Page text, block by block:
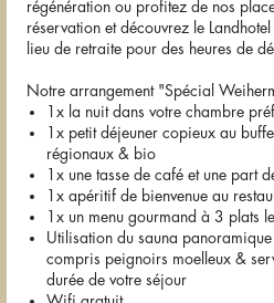
régénération ou profitez de nos
réservation et découvrez le
lieu de retraite pour des heures de
Notre arrangement "Spécial
1x la nuit dans votre chambre
1x petit déjeuner copieux au
régionaux & bio
1x une tasse de café et une part
1x apéritif de bienvenue au
1x un menu gourmand à 3 plats
Utilisation du sauna
compris peignoirs moelleux &
durée de votre séjour